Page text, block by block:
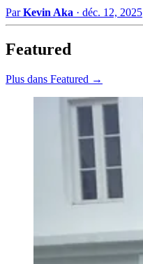
ParKevin Aka · déc. 12, 2025
Featured
Plus dans Featured →